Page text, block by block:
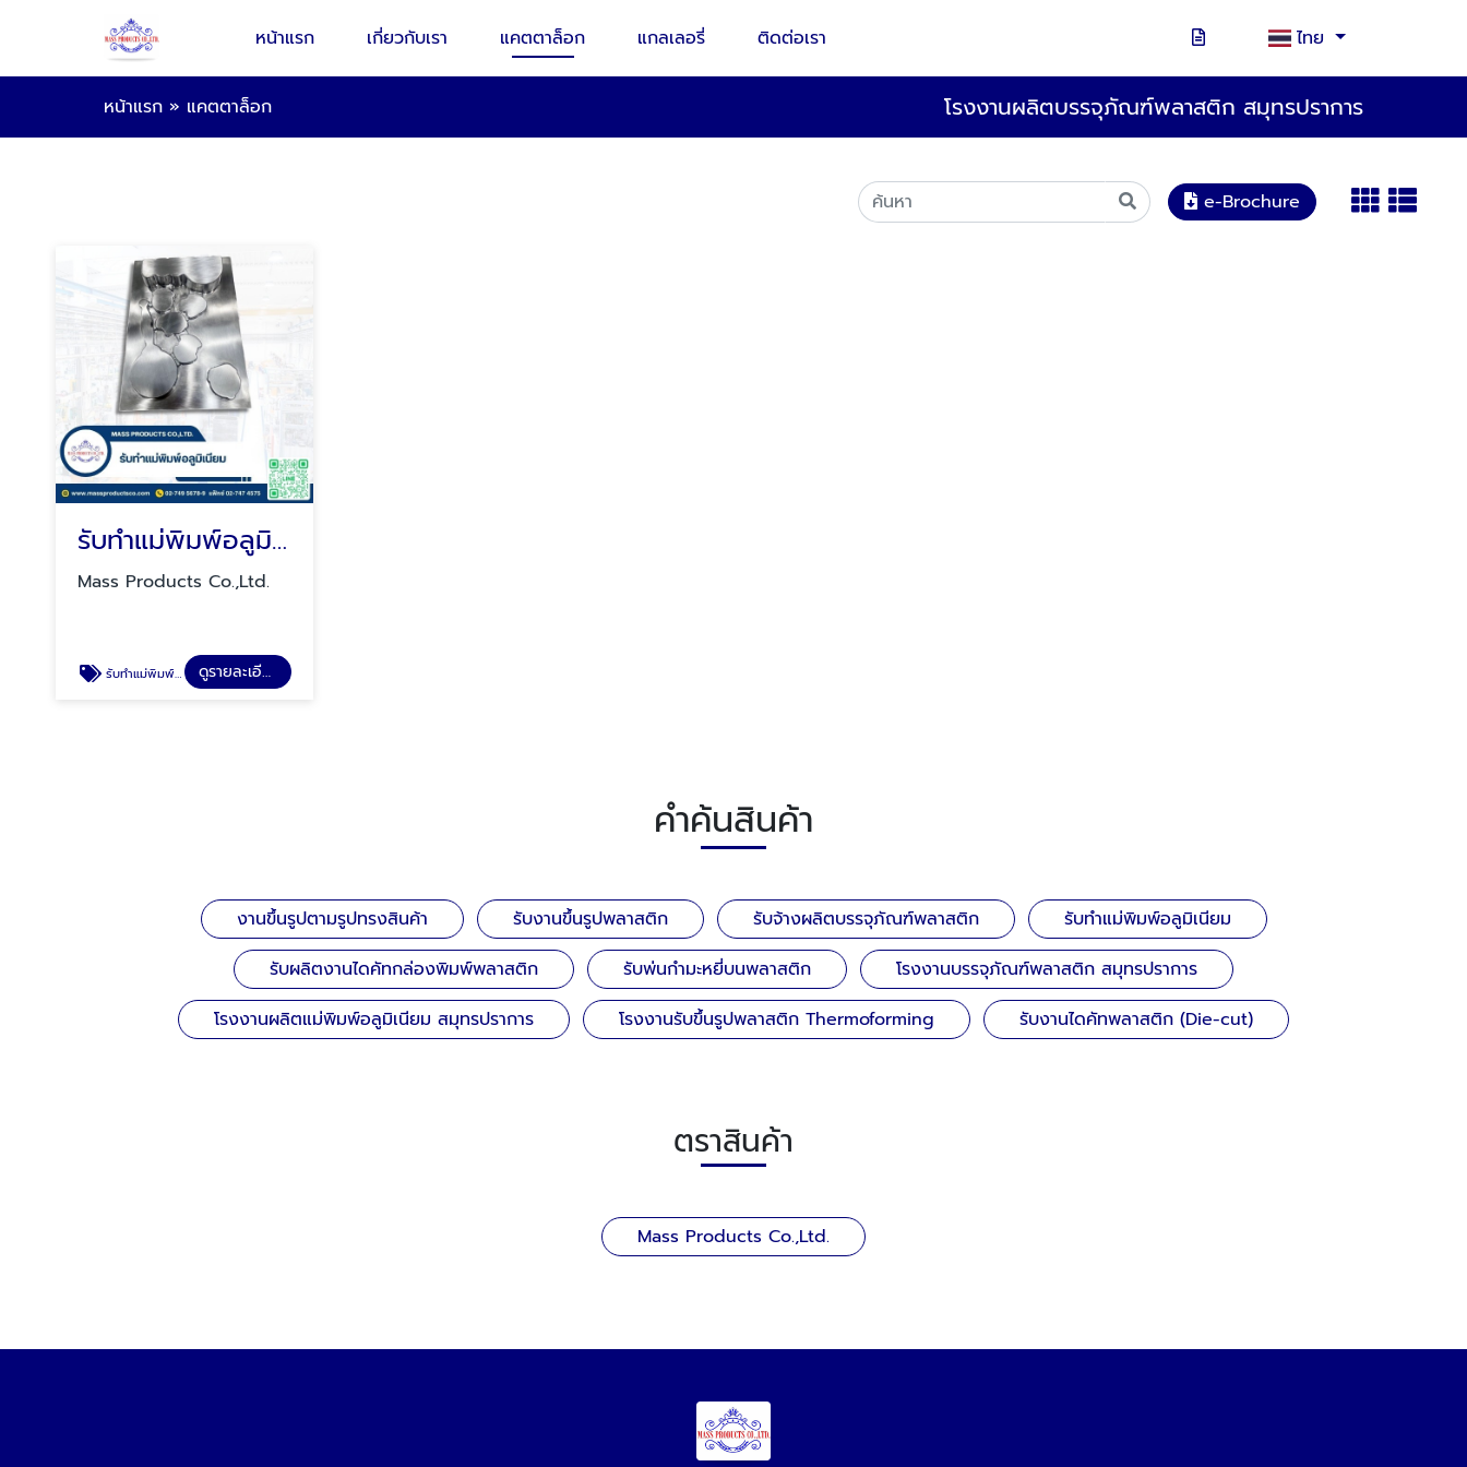
หน้าแรก เกี่ยวกับเรา แคตตาล็อก แกลเลอรี่ ติดต่อเรา ไทย
หน้าแรก » แคตตาล็อก โรงงานผลิตบรรจุภัณฑ์พลาสติก สมุทรปราการ
e-Brochure
รับทำแม่พิมพ์อลูมิเนียม
Mass Products Co.,Ltd.
รับทำแม่พิมพ์อลูมิเนียม ดูรายละเอียด
คำค้นสินค้า
งานขึ้นรูปตามรูปทรงสินค้า รับงานขึ้นรูปพลาสติก รับจ้างผลิตบรรจุภัณฑ์พลาสติก
รับทำแม่พิมพ์อลูมิเนียม
รับผลิตงานไดคัทกล่องพิมพ์พลาสติก
รับพ่นกำมะหยี่บนพลาสติก
โรงงานบรรจุภัณฑ์พลาสติก สมุทรปราการ
โรงงานผลิตแม่พิมพ์อลูมิเนียม สมุทรปราการ
โรงงานรับขึ้นรูปพลาสติก Thermoforming รับงานไดคัทพลาสติก (Die-cut)
ตราสินค้า
Mass Products Co.,Ltd.